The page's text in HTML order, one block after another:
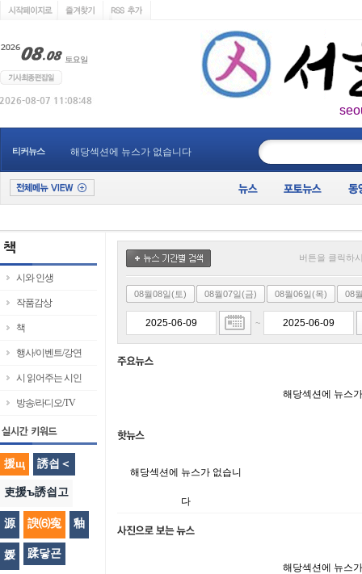
티커뉴스 해당섹션에 뉴스가 없습니다
시와 인생
작품감상
책
행사/이벤트/강연
시 읽어주는 시인
방송/라디오/TV
援щ 誘쇱＜
吏援ъ誘쇱고
源 諛⑹寃 釉
媛 蹂닿굔
버튼을 클릭하
08월08일(토) 08월07일(금) 08월06일(목) 08
~
해당섹션에 뉴스
해당섹션에 뉴스가 없습니
다
해당섹션에 뉴스